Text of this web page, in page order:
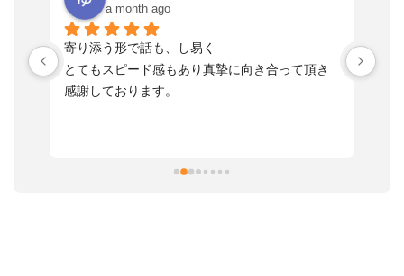
a month ago
寄り添う形で話も、し易く
とてもスピード感もあり真摯に向き合って頂き
感謝しております。